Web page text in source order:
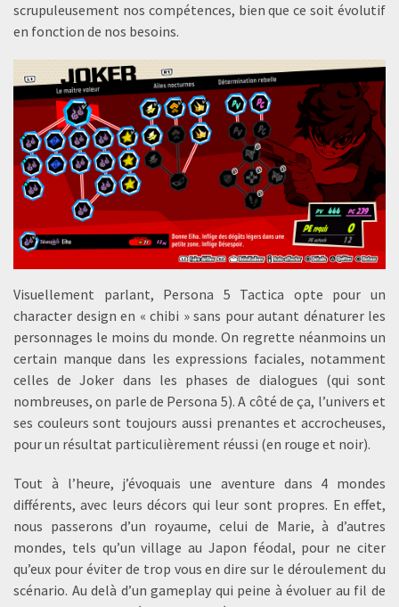
scrupuleusement nos compétences, bien que ce soit évolutif
en fonction de nos besoins.
Visuellement parlant, Persona 5 Tactica opte pour un
character design en « chibi » sans pour autant dénaturer les
personnages le moins du monde. On regrette néanmoins un
certain manque dans les expressions faciales, notamment
celles de Joker dans les phases de dialogues (qui sont
nombreuses, on parle de Persona 5). A côté de ça, l’univers et
ses couleurs sont toujours aussi prenantes et accrocheuses,
pour un résultat particulièrement réussi (en rouge et noir).
Tout à l’heure, j’évoquais une aventure dans 4 mondes
différents, avec leurs décors qui leur sont propres. En effet,
nous passerons d’un royaume, celui de Marie, à d’autres
mondes, tels qu’un village au Japon féodal, pour ne citer
qu’eux pour éviter de trop vous en dire sur le déroulement du
scénario. Au delà d’un gameplay qui peine à évoluer au fil de